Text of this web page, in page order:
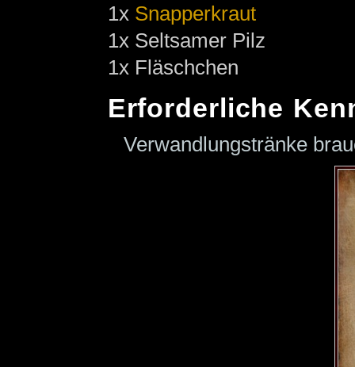
1x Snapperkraut
1x Seltsamer Pilz
1x Fläschchen
Erforderliche
Verwandlungstränke